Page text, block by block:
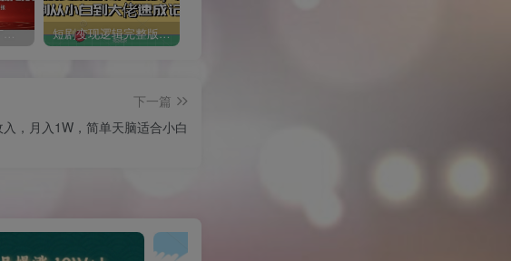
2025快手短剧推广新玩法，保姆级教学，日入多张，可矩阵操作 短剧变现逻辑完整版，短剧从小白到大佬速成记
下一篇
，月入1W，简单天脑适合小白